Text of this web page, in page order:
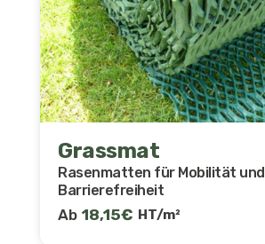
Grassmat
Rasenmatten für Mobilität und
Barrierefreiheit
Ab 18,15€ HT/m²